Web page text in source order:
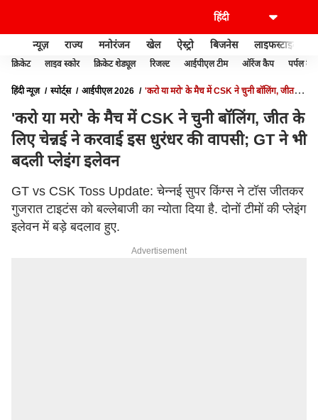
न्यूज़ राज्य मनोरंजन खेल ऐस्ट्रो बिजनेस लाइफस्टाइल
क्रिकेट लाइव स्कोर क्रिकेट शेड्यूल रिजल्ट आईपीएल टीम ऑरेंज कैप पर्पल कैप
हिंदी न्यूज़ स्पोर्ट्स आईपीएल 2026
'करो या मरो' के मैच में CSK ने चुनी बॉलिंग, जीत के
'करो या मरो' के मैच में CSK ने चुनी बॉलिंग, जीत के
लिए चेन्नई ने करवाई इस धुरंधर की वापसी; GT ने भी
बदली प्लेइंग इलेवन
GT vs CSK Toss Update: चेन्नई सुपर किंग्स ने टॉस जीतकर
गुजरात टाइटंस को बल्लेबाजी का न्योता दिया है. दोनों टीमों की प्लेइंग
इलेवन में बड़े बदलाव हुए.
Advertisement